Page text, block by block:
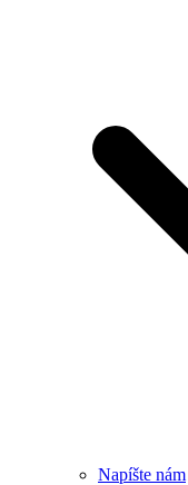
Napíšte nám